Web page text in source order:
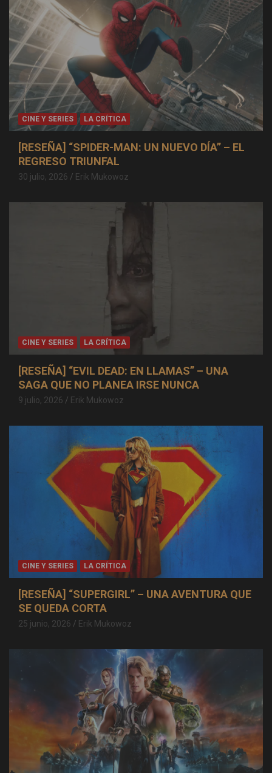
CINE Y SERIES LA CRÍTICA
[RESEÑA] “SPIDER-MAN: UN NUEVO DÍA” – EL
REGRESO TRIUNFAL
30 julio, 2026 Erik Mukowoz
CINE Y SERIES LA CRÍTICA
[RESEÑA] “EVIL DEAD: EN LLAMAS” – UNA
SAGA QUE NO PLANEA IRSE NUNCA
9 julio, 2026 Erik Mukowoz
CINE Y SERIES LA CRÍTICA
[RESEÑA] “SUPERGIRL” – UNA AVENTURA QUE
SE QUEDA CORTA
25 junio, 2026 Erik Mukowoz